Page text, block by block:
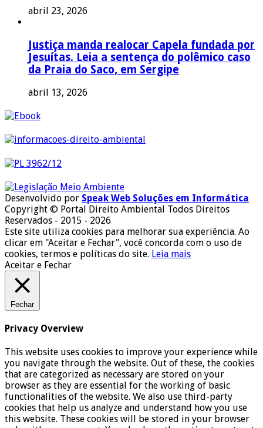
abril 23, 2026
Justiça manda realocar Capela fundada por
Jesuítas. Leia a sentença do polêmico caso
da Praia do Saco, em Sergipe
abril 13, 2026
Desenvolvido por Speak Web Soluções em Informática
Copyright © Portal Direito Ambiental Todos Direitos
Reservados - 2015 - 2026
Este site utiliza cookies para melhorar sua experiência. Ao
clicar em "Aceitar e Fechar", você concorda com o uso de
cookies, termos e políticas do site. Leia mais
Aceitar e Fechar
Fechar
Privacy Overview
This website uses cookies to improve your experience while
you navigate through the website. Out of these, the cookies
that are categorized as necessary are stored on your
browser as they are essential for the working of basic
functionalities of the website. We also use third-party
cookies that help us analyze and understand how you use
this website. These cookies will be stored in your browser